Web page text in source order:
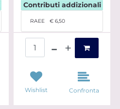
Contributi addizionali
RAEE € 6,50
Wishlist Confronta